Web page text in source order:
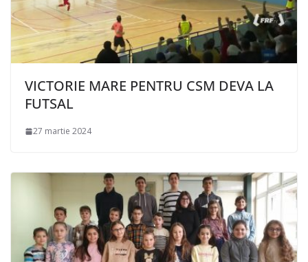
VICTORIE MARE PENTRU CSM DEVA LA
FUTSAL
27 martie 2024